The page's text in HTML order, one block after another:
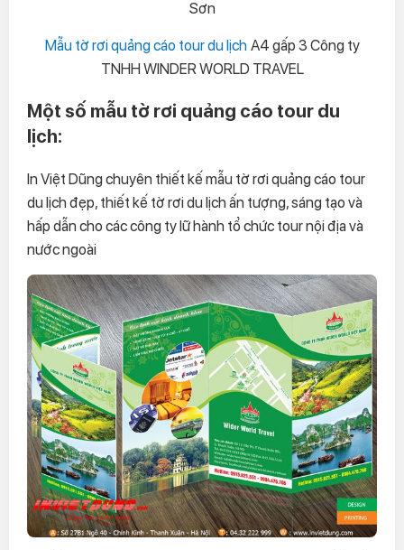
Sơn
Mẫu tờ rơi quảng cáo tour du lịch A4 gấp 3 Công ty
TNHH WINDER WORLD TRAVEL
Một số mẫu tờ rơi quảng cáo tour du
lịch:
In Việt Dũng chuyên thiết kế mẫu tờ rơi quảng cáo tour
du lịch đẹp, thiết kế tờ rơi du lịch ấn tượng, sáng tạo và
hấp dẫn cho các công ty lữ hành tổ chức tour nội địa và
nước ngoài